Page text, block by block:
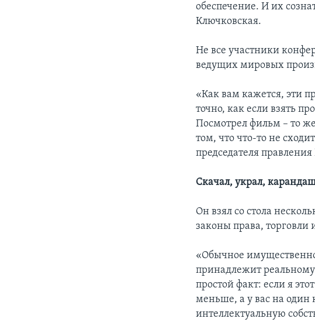
обеспечение. И их
Ключковская.
Не все участники
ведущих мировых
«Как вам кажется, эти
точно, как если взять
Посмотрел фильм – то же
том, что что-то не
председателя
Скачал, украл,
Он взял со стола
законы права, торговли
«Обычное
принадлежит
простой факт: если я
меньше, а у вас на один
интеллектуальную